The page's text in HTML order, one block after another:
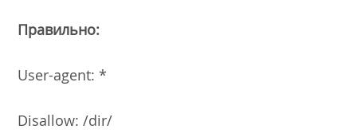
Правильно:
User-agent: *
Disallow: /dir/